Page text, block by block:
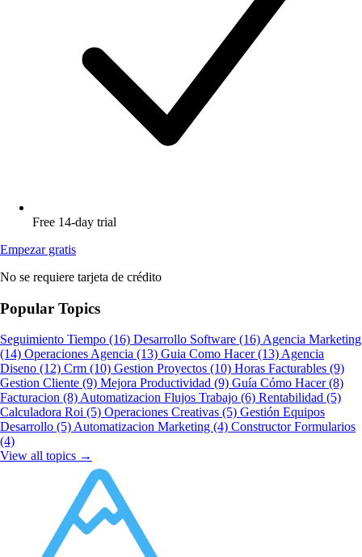
Free 14-day trial
Empezar gratis
No se requiere tarjeta de crédito
Popular Topics
Seguimiento Tiempo (16) Desarrollo Software (16) Agencia Marketing
(14) Operaciones Agencia (13) Guia Como Hacer(13) Agencia
Diseno (12) Crm (10) Gestion Proyectos (10) Horas Facturables (9)
Gestion Cliente (9) Mejora Productividad (9) Guía Cómo Hacer(8)
Facturacion (8) Automatizacion Flujos Trabajo (6) Rentabilidad (5)
Calculadora Roi (5) Operaciones Creativas (5) Gestión Equipos
Desarrollo (5) Automatizacion Marketing (4) Constructor Formularios
(4)
View all topics →